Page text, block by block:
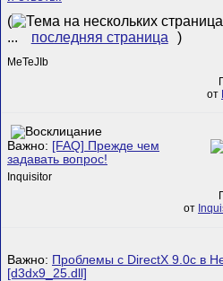
(
...
последняя страница )
MeTeJIb
от
Важно: [FAQ] Прежде чем
задавать вопрос!
Inquisitor
от
Важно: Проблемы с DirectX 9.0c в
[d3dx9_25.dll]